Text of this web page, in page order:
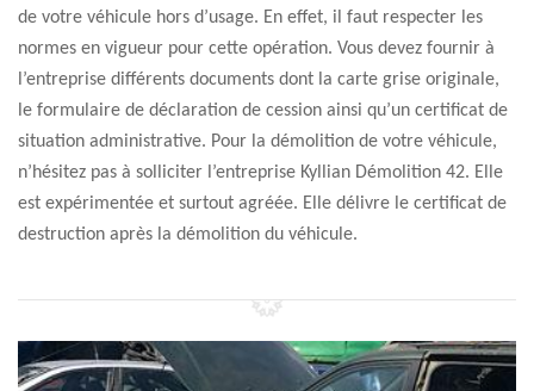
de votre véhicule hors d’usage. En effet, il faut respecter les
normes en vigueur pour cette opération. Vous devez fournir à
l’entreprise différents documents dont la carte grise originale,
le formulaire de déclaration de cession ainsi qu’un certificat de
situation administrative. Pour la démolition de votre véhicule,
n’hésitez pas à solliciter l’entreprise Kyllian Démolition 42. Elle
est expérimentée et surtout agréée. Elle délivre le certificat de
destruction après la démolition du véhicule.